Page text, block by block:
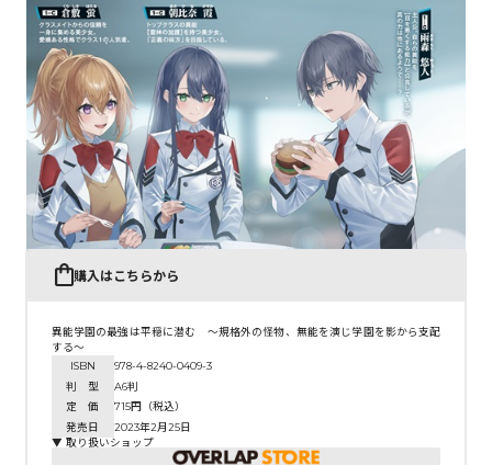
購入はこちらから
異能学園の最強は平穏に潜む ～規格外の怪物、無能を演じ学園を影から支配
する～
ISBN
978-4-8240-0409-3
判 型
A6判
定 価
715円（税込）
発売日
2023年2月25日
▼ 取り扱いショップ